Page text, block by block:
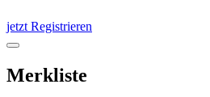
jetzt Registrieren
Merkliste